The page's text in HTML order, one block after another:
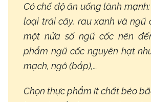
Có chế độ ăn uống lành mạnh:
loại trái cây, rau xanh và ngũ
một nửa số ngũ cốc nên
phẩm ngũ cốc nguyên hạt
mạch, ngô (bắp),…
Chọn thực phẩm ít chất béo